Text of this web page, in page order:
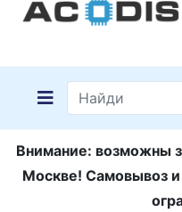
Внимание: возможны
Москве! Самовывоз